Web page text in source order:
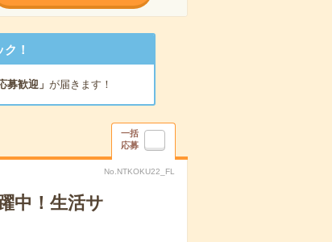
！
募歓迎」 が届きます！
一括
応募
No.NTKOKU22_FL
中！生活サ